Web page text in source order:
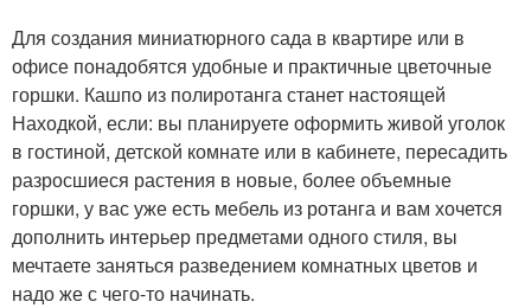
Для создания миниатюрного сада в квартире или в
офисе понадобятся удобные и практичные цветочные
горшки. Кашпо из полиротанга станет настоящей
Находкой, если: вы планируете оформить живой уголок
в гостиной, детской комнате или в кабинете, пересадить
разросшиеся растения в новые, более объемные
горшки, у вас уже есть мебель из ротанга и вам хочется
дополнить интерьер предметами одного стиля, вы
мечтаете заняться разведением комнатных цветов и
надо же с чего-то начинать.